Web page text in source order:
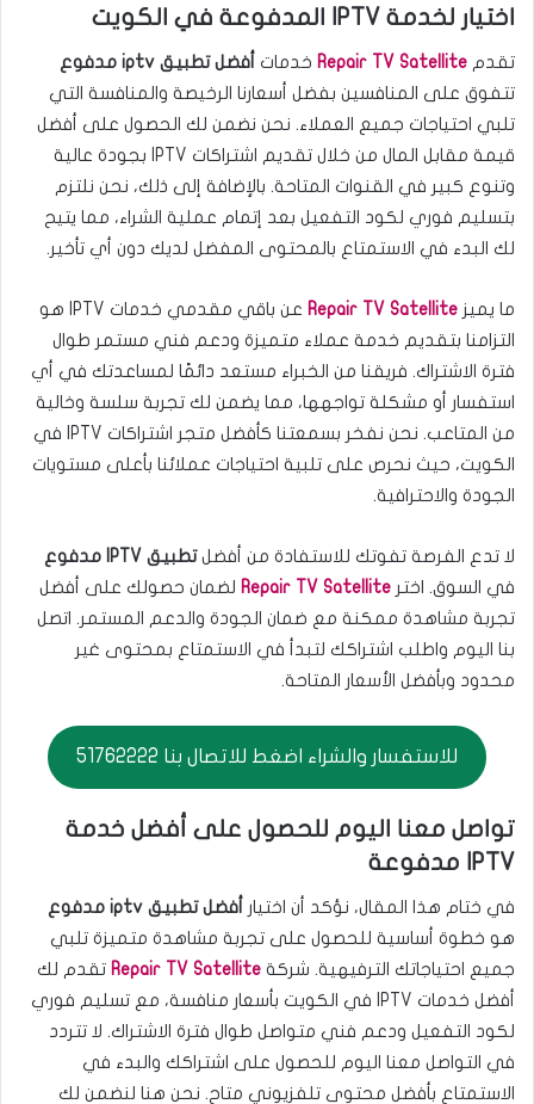
اختيار لخدمة IPTV المدفوعة في الكويت
تقدم Repair TV Satellite خدمات أفضل تطبيق iptv مدفوع
تتفوق على المنافسين بفضل أسعارنا الرخيصة والمنافسة التي
تلبي احتياجات جميع العملاء. نحن نضمن لك الحصول على أفضل
قيمة مقابل المال من خلال تقديم اشتراكات IPTV بجودة عالية
وتنوع كبير في القنوات المتاحة. بالإضافة إلى ذلك، نحن نلتزم
بتسليم فوري لكود التفعيل بعد إتمام عملية الشراء، مما يتيح
لك البدء في الاستمتاع بالمحتوى المفضل لديك دون أي تأخير.
ما يميز Repair TV Satellite
عن باقي مقدمي خدمات IPTV هو
التزامنا بتقديم خدمة عملاء متميزة ودعم فني مستمر طوال
فترة الاشتراك. فريقنا من الخبراء مستعد دائمًا لمساعدتك في أي
استفسار أو مشكلة تواجهها، مما يضمن لك تجربة سلسة وخالية
من المتاعب. نحن نفخر بسمعتنا كأفضل متجر اشتراكات IPTV في
الكويت، حيث نحرص على تلبية احتياجات عملائنا بأعلى مستويات
الجودة والاحترافية.
لا تدع الفرصة تفوتك للاستفادة من أفضلتطبيق IPTV مدفوع
في السوق. اختر Repair TV Satellite لضمان حصولك على أفضل
تجربة مشاهدة ممكنة مع ضمان الجودة والدعم المستمر. اتصل
بنا اليوم واطلب اشتراكك لتبدأ في الاستمتاع بمحتوى غير
محدود وبأفضل الأسعار المتاحة.
للاستفسار والشراء اضغط للاتصال بنا 51762222
تواصل معنا اليوم للحصول على أفضل خدمة
IPTV مدفوعة
في ختام هذا المقال، نؤكد أن اختيار أفضل تطبيق iptv مدفوع
هو خطوة أساسية للحصول على تجربة مشاهدة متميزة تلبي
جميع احتياجاتك الترفيهية. شركة Repair TV Satellite تقدم لك
أفضل خدمات IPTV في الكويت بأسعار منافسة، مع تسليم فوري
لكود التفعيل ودعم فني متواصل طوال فترة الاشتراك. لا تتردد
في التواصل معنا اليوم للحصول على اشتراكك والبدء في
الاستمتاع بأفضل محتوى تلفزيوني متاح. نحن هنا لنضمن لك